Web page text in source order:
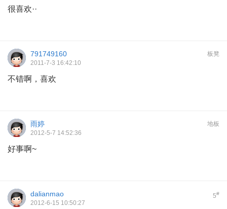
很喜欢··
板凳
791749160
2011-7-3 16:42:10
不错啊，喜欢
地板
雨婷
2012-5-7 14:52:36
好事啊~
5#
dalianmao
2012-6-15 10:50:27